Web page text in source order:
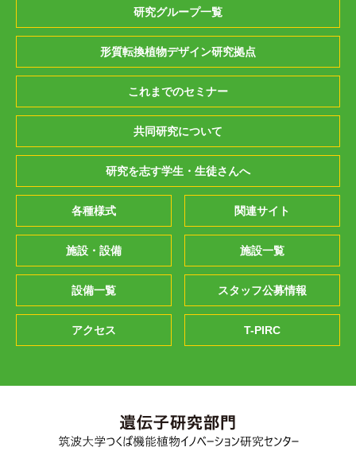
研究グループ一覧
形質転換植物デザイン研究拠点
これまでのセミナー
共同研究について
研究を志す学生・生徒さんへ
各種様式 関連サイト
施設・設備 施設一覧
設備一覧 スタッフ公募情報
アクセス T-PIRC